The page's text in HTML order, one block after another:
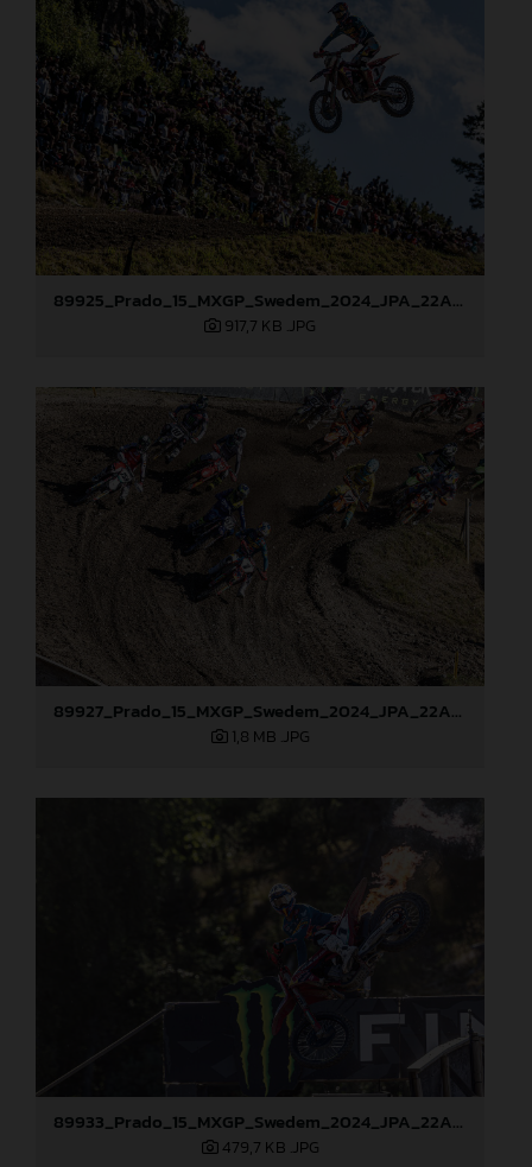
89925_Prado_15_MXGP_Swedem_2024_JPA_22A2024
917,7 KB .JPG
89927_Prado_15_MXGP_Swedem_2024_JPA_22A3693
1,8 MB .JPG
89933_Prado_15_MXGP_Swedem_2024_JPA_22A4688-Mejorado-NR
479,7 KB .JPG